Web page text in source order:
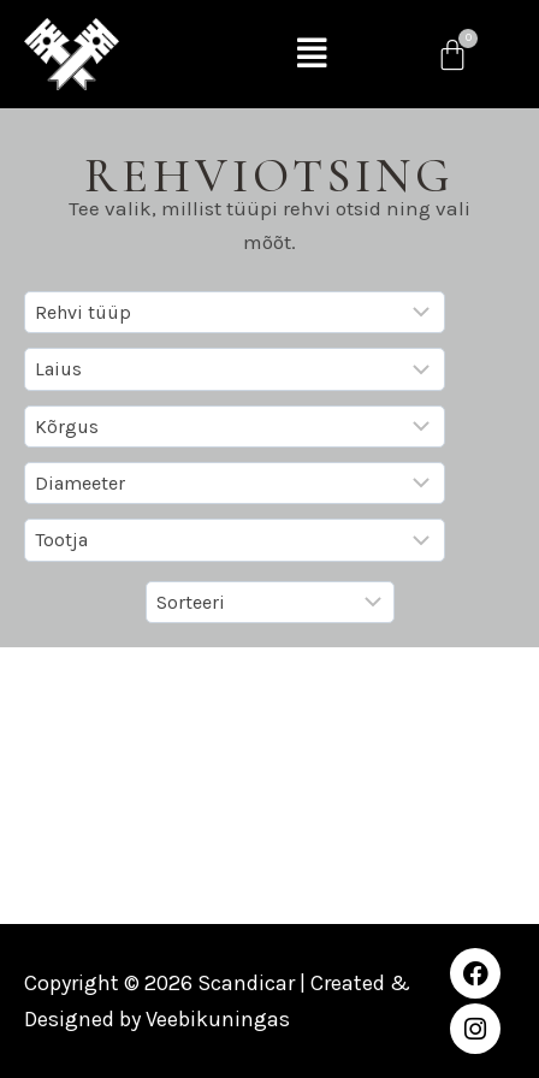
REHVIOTSING
Tee valik, millist tüüpi rehvi otsid ning vali
mõõt.
Copyright © 2026 Scandicar | Created &
Designed byVeebikuningas